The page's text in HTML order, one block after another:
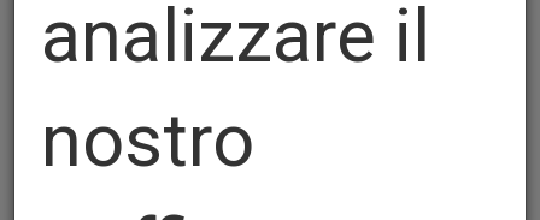
analizzare il
nostro